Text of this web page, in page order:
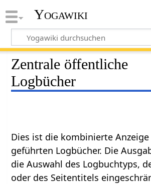
Yogawiki
Zentrale öffentliche
Logbücher
Dies ist die kombinierte
geführten Logbücher. Die
die Auswahl des Logbuchtyps,
oder des Seitentitels